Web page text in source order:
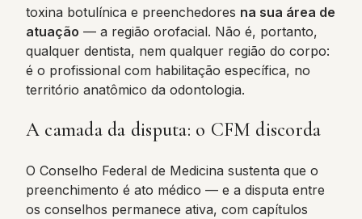
toxina botulínica e preenchedores na sua área de
atuação — a região orofacial. Não é, portanto,
qualquer dentista, nem qualquer região do corpo:
é o profissional com habilitação específica, no
território anatômico da odontologia.
A camada da disputa: o CFM discorda
O Conselho Federal de Medicina sustenta que o
preenchimento é ato médico — e a disputa entre
os conselhos permanece ativa, com capítulos